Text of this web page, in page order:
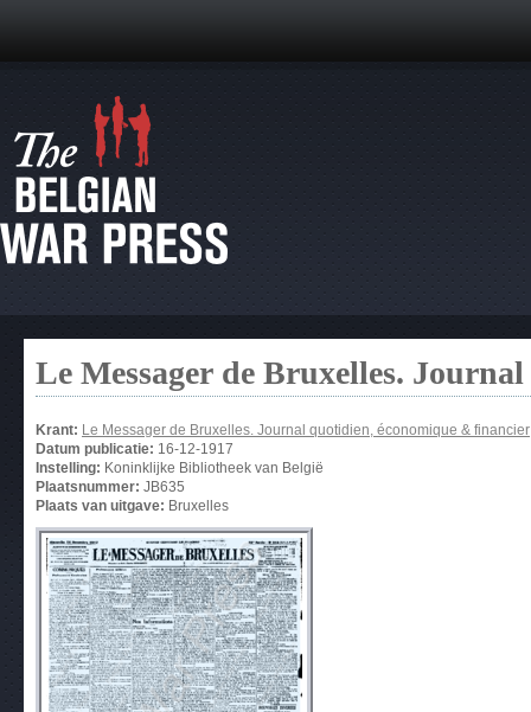
Le Messager de Bruxelles.
Krant: Le Messager de Bruxelles. Journal quotidien, économique & financier
Datum publicatie: 16-12-1917
Instelling: Koninklijke Bibliotheek van België
Plaatsnummer: JB635
Plaats van uitgave: Bruxelles